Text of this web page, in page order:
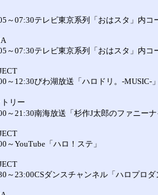
～07:30テレビ東京系列「おはスタ」内
～07:30テレビ東京系列「おはスタ」内
～12:30びわ湖放送「ハロドリ。-MUSIC-」
リー
～21:30南海放送「杉作J太郎のファニー
～YouTube「ハロ！ステ」
～23:00CSダンスチャンネル「ハロプロダ